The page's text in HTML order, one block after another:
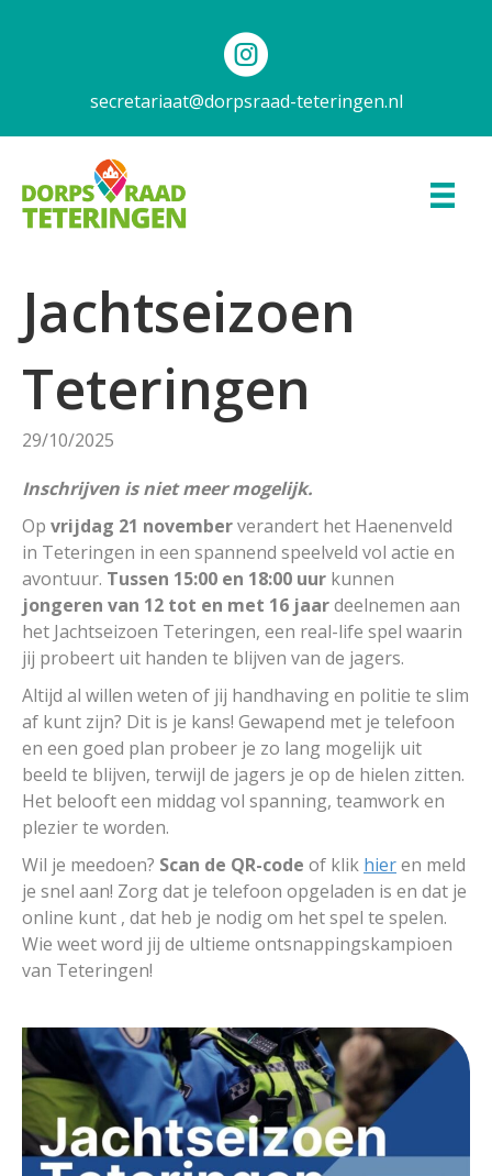
secretariaat@dorpsraad-teteringen.nl
Jachtseizoen
Teteringen
29/10/2025
Inschrijven is niet meer mogelijk.
Op vrijdag 21 novemberverandert het Haenenveld
in Teteringen in een spannend speelveld vol actie en
avontuur. Tussen 15:00 en 18:00 uur kunnen
jongeren van 12 tot en met 16 jaardeelnemen aan
het Jachtseizoen Teteringen, een real-life spel waarin
jij probeert uit handen te blijven van de jagers.
Altijd al willen weten of jij handhaving en politie te slim
af kunt zijn? Dit is je kans! Gewapend met je telefoon
en een goed plan probeer je zo lang mogelijk uit
beeld te blijven, terwijl de jagers je op de hielen zitten.
Het belooft een middag vol spanning, teamwork en
plezier te worden.
Wil je meedoen? Scan de QR-code of klik hieren meld
je snel aan! Zorg dat je telefoon opgeladen is en dat je
online kunt , dat heb je nodig om het spel te spelen.
Wie weet word jij de ultieme ontsnappingskampioen
van Teteringen!